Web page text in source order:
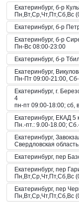
Екатеринбург, б-р
Пн,Вт,Ср,Чт,Пт,Сб,Вс
Екатеринбург, б-р
Екатеринбург, б-р
Пн-Вс 08:00-23:00
Екатеринбург, б-р
Екатеринбург,
Пн-Пт 09:00-21:00,
Екатеринбург, г.
4
пн-пт 09:00-18:00; сб,
Екатеринбург, ЕКАД 5
Пн.-пт.: 9.00-18.00;
Екатеринбург,
Свердловская
Екатеринбург, пер
Екатеринбург, пер
Пн,Вт,Ср,Чт,Пт,Сб,Вс
Екатеринбург, пер
Пн,Вт,Ср,Чт,Пт,Сб,Вс